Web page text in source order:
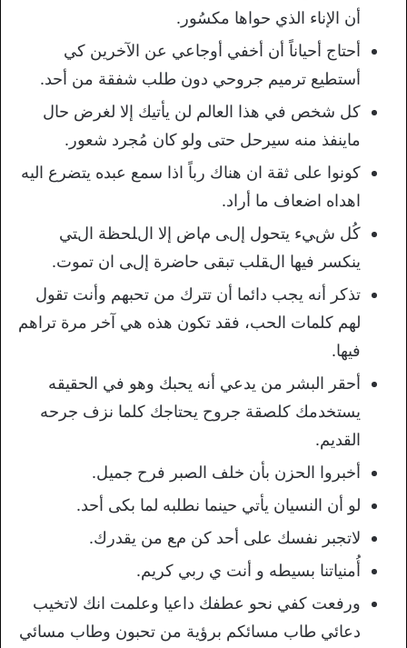
أن الإناء الذي حواها مكسُور.
أحتاج أحياناً أن أخفي أوجاعي عن الآخرين كي
أستطيع ترميم جروحي دون طلب شفقة من أحد.
كل شخص في هذا العالم لن يأتيك إلا لغرض حال
ماينفذ منه سيرحل حتى ولو كان مُجرد شعور.
كونوا على ثقة ان هناك رباً اذا سمع عبده يتضرع اليه
اهداه اضعاف ما أراد.
ﻛُﻞ شﻲﺀ ﻳﺘﺤﻮﻝ ﺇلﯽ مﺎﺽ ﺇﻻ ﺍلﻠﺤﻈﺔ ﺍلﺘﻲ
ﻳﻨﻜﺴﺮ ﻓﻴﻬﺎ ﺍلﻘﻠﺐ ﺗﺒﻘﯽ ﺣﺎﺿﺮﺓ ﺇلﯽ ان تموت.
تذكر أنه يجب دائما أن تترك من تحبهم وأنت تقول
لهم كلمات الحب، فقد تكون هذه هي آخر مرة تراهم
فيها.
أحقر البشر من يدعي أنه يحبك وهو في الحقيقه
يستخدمك كلصقة جروح يحتاجك كلما نزف جرحه
القديم.
أخبروا الحزن بأن خلف الصبر فرح جميل.
لو أن النسيان يأتي حينما نطلبه لما بكى أحد.
لاتجبر نفسك على أحد ﻛﻦ مﻊ من ﻳﻘﺪﺭﻙ. ‏
أُمنياتنا بسيطه و أنت ي ربي كريم.
ورفعت كفي نحو عطفك داعيا وعلمت انك لاتخيب
دعائي طاب مسائكم برؤية من تحبون وطاب مسائي